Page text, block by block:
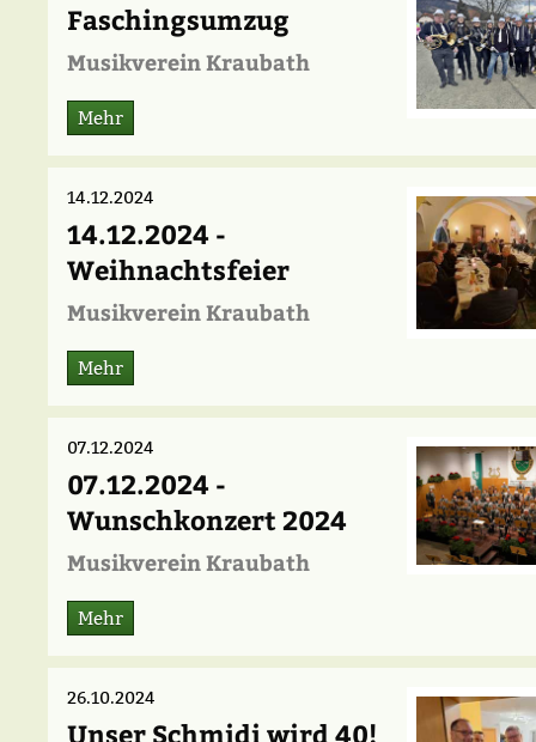
Faschingsumzug
Musikverein Kraubath
Mehr
14.12.2024
14.12.2024 -
Weihnachtsfeier
Musikverein Kraubath
Mehr
07.12.2024
07.12.2024 -
Wunschkonzert 2024
Musikverein Kraubath
Mehr
26.10.2024
Unser Schmidi wird 40!